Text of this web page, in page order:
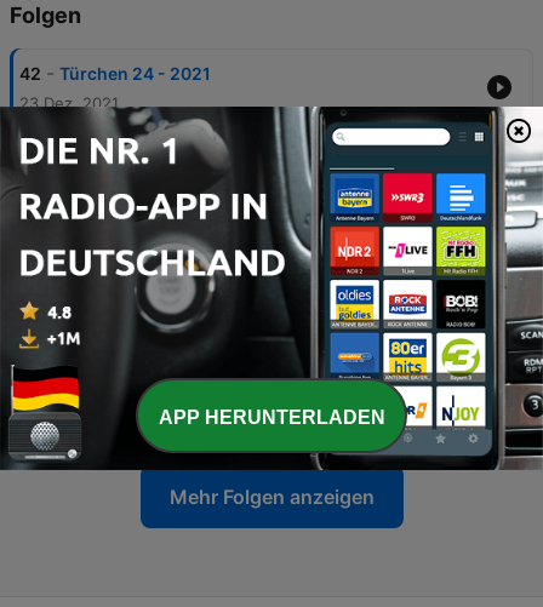
Folgen
42 - Türchen 24 - 2021
23 Dez. 2021
41 - Türchen 23 - 2021
22 Dez. 2021
Türchen 22 - 2021
21 Dez. 2021
39 - Türchen 21 - 2021
20 Dez. 2021
38 - Türchen 20 - 2021
19 Dez. 2021
Mehr Folgen anzeigen
APP HERUNTERLADEN